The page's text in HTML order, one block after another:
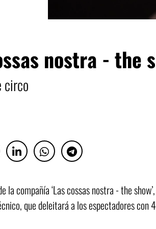
nostra - the
circo
la compañía ‘Las cossas nostra - the
que deleitará a los espectadores con